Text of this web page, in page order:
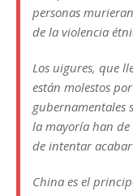
personas
de la violencia
Los uigures, que
están molestos
gubernamentales
la mayoría han
de intentar
China es el